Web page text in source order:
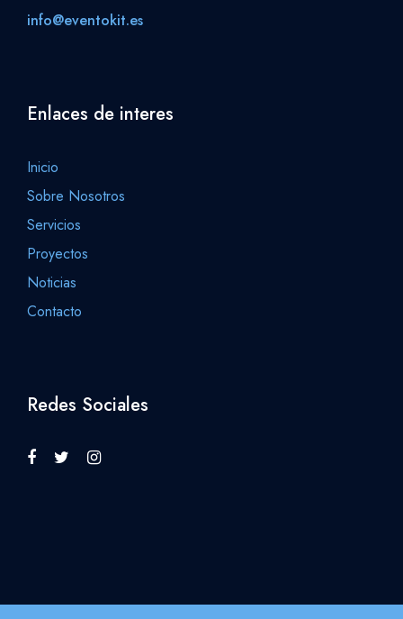
info@eventokit.es
Enlaces de interes
Inicio
Sobre Nosotros
Servicios
Proyectos
Noticias
Contacto
Redes Sociales